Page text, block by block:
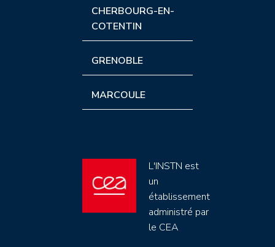
CHERBOURG-EN-
COTENTIN
GRENOBLE
MARCOULE
L'INSTN est
un
établissement
administré par
le CEA